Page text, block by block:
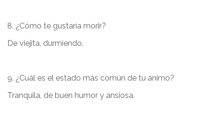
8. ¿Cómo te gustaría morir?
De viejita, durmiendo.
9. ¿Cuál es el estado más común de tu ánimo?
Tranquila, de buen humor y ansiosa.